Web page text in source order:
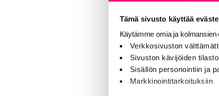
Tämä sivusto käyttää
Käytämme omia ja
Verkkosivuston
Sivuston kävijöiden
Sisällön personointiin ja
Markkinointitarkoituksiin
turvaa
Lain
koska
säätämään